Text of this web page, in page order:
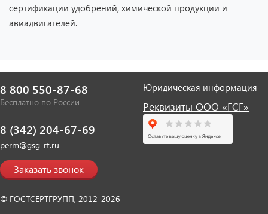
сертификации удобрений, химической продукции и
авиадвигателей.
8 800 550-87-68
Бесплатно по России
8 (342) 204-67-69
perm@gsg-rt.ru
Заказать звонок
© ГОСТСЕРТГРУПП, 2012-2026
Юридическая информация
Реквизиты ООО «ГСГ»